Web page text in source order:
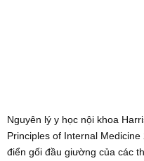
Nguyên lý y học nội khoa
Principles of Internal
điển gối đầu giường của các